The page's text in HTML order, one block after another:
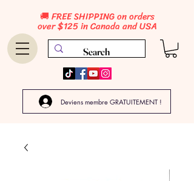
🚚 FREE SHIPPING on orders
over $125 in Canada and USA
Deviens membre GRATUITEMENT !